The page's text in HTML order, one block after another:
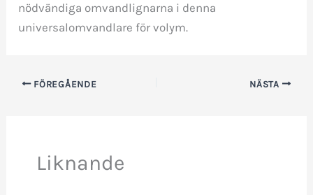
nödvändiga omvandlignarna i denna
universalomvandlare för volym.
FÖREGÅENDE NÄSTA
Liknande